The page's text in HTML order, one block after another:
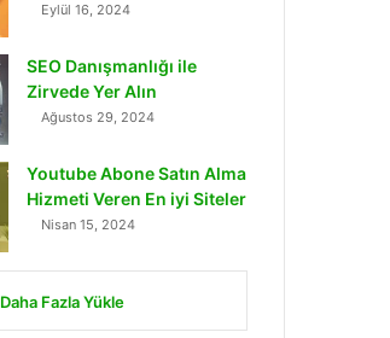
Eylül 16, 2024
SEO Danışmanlığı ile
Zirvede Yer Alın
Ağustos 29, 2024
Youtube Abone Satın Alma
Hizmeti Veren En iyi Siteler
Nisan 15, 2024
Daha Fazla Yükle